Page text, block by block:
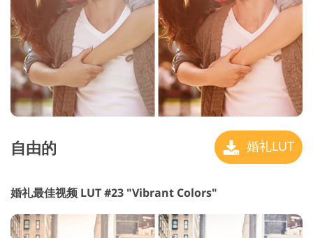
自由的 婚礼LUT
婚礼最佳视频 LUT #23 "Vibrant Colors"